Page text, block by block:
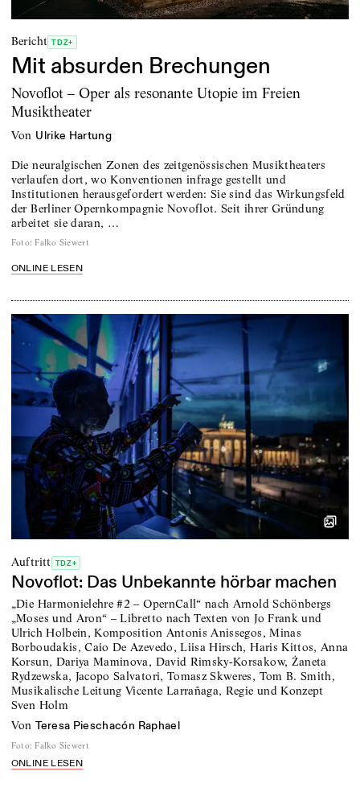
Bericht TDZ+
Mit absurden Brechungen
Novoflot – Oper als resonante Utopie im Freien
Musiktheater
von Ulrike Hartung
Die neuralgischen Zonen des zeitgenössischen Musiktheaters
verlaufen dort, wo Konventionen infrage gestellt und
Institutionen herausgefordert werden: Sie sind das Wirkungsfeld
der Berliner Opernkompagnie Novoflot. Seit ihrer Gründung
arbeitet sie daran, …
Foto: Falko Siewert
ONLINE LESEN
Auftritt TDZ+
Novoflot: Das Unbekannte hörbar machen
„Die Harmonielehre #2 – OpernCall“ nach Arnold Schönbergs
„Moses und Aron“ – Libretto nach Texten von Jo Frank und
Ulrich Holbein, Komposition Antonis Anissegos, Minas
Borboudakis, Caio De Azevedo, Liisa Hirsch, Haris Kittos, Anna
Korsun, Dariya Maminova, David Rimsky‑Korsakow, Żaneta
Rydzewska, Jacopo Salvatori, Tomasz Skweres, Tom B. Smith,
Musikalische Leitung Vicente Larrañaga, Regie und Konzept
Sven Holm
von Teresa Pieschacón Raphael
Foto: Falko Siewert
ONLINE LESEN